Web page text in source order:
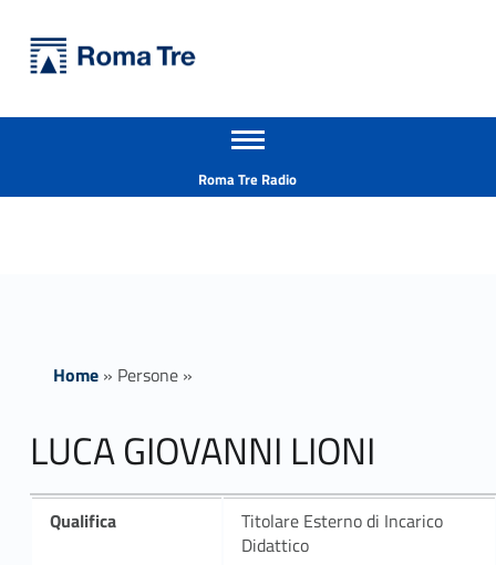
LUCA GIOVANNI LIONI - Università Roma Tre
Apri il menu secondario
Roma Tre Radio
Home» Persone»
LUCA GIOVANNI LIONI
Qualifica
Titolare Esterno di Incarico
Didattico